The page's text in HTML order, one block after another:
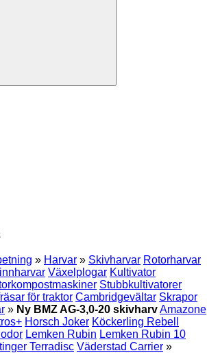
» Harvar » Skivharvar Rotorharvar
Växelplogar Kultivator
Stubbkultivatorer
för traktor Cambridgevältar Skrapor
» Ny BMZ AG-3,0-20 skivharvAmazone
Horsch Joker Köckerling Rebell
Lemken Rubin Lemken Rubin 10
Terradisc Väderstad Carrier »